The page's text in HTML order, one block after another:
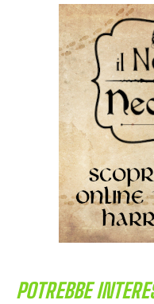
POTREBBE